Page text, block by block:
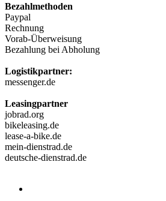
Bezahlmethoden
Paypal
Rechnung
Vorab-Überweisung
Bezahlung bei Abholung
Logistikpartner:
messenger.de
Leasingpartner
jobrad.org
bikeleasing.de
lease-a-bike.de
mein-dienstrad.de
deutsche-dienstrad.de